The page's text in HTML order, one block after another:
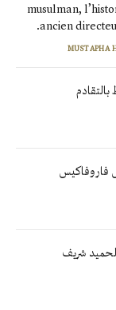
musulman,
ancien
فاروفاكيس
الحميد شريف